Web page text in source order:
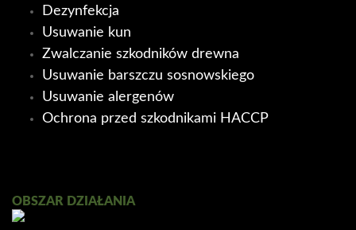
OBSZAR DZIAŁANIA
Dezynfekcja
Usuwanie kun
Zwalczanie szkodników drewna
Usuwanie barszczu sosnowskiego
Usuwanie alergenów
Ochrona przed szkodnikami HACCP